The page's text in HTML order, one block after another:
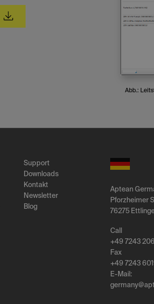
Abb.:
Support
Downloads
Kontakt
Newsletter
Blog
Aptean
Pforzheimer
76275
Call
+49 7243
Fax
+49 7243
E-Mail:
germany@